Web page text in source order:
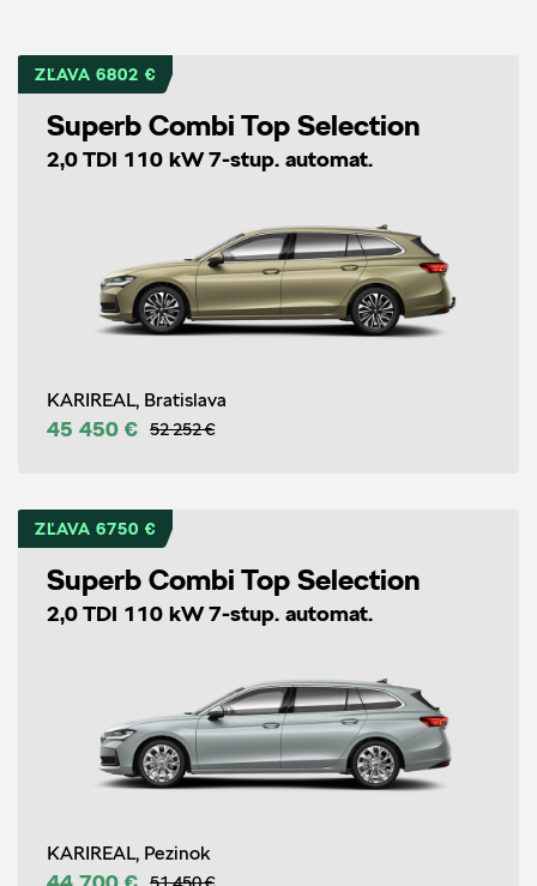
ZĽAVA 6802 €
Superb Combi Top Selection
2,0 TDI 110 kW 7-stup. automat.
KARIREAL, Bratislava
45 450 € 52 252 €
ZĽAVA 6750 €
Superb Combi Top Selection
2,0 TDI 110 kW 7-stup. automat.
KARIREAL, Pezinok